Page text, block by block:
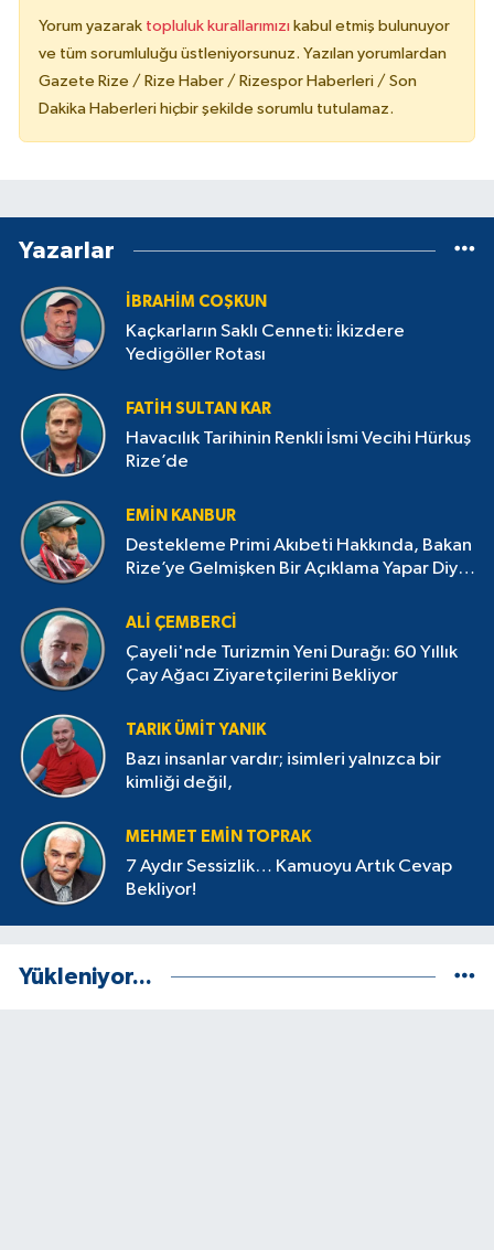
Yorum yazarak topluluk kurallarımızı kabul etmiş bulunuyor
ve tüm sorumluluğu üstleniyorsunuz. Yazılan yorumlardan
Gazete Rize / Rize Haber / Rizespor Haberleri / Son
Dakika Haberleri hiçbir şekilde sorumlu tutulamaz.
Yazarlar
İBRAHIM COŞKUN
Kaçkarların Saklı Cenneti: İkizdere
Yedigöller Rotası
FATIH SULTAN KAR
Havacılık Tarihinin Renkli İsmi Vecihi Hürkuş
Rize’de
EMIN KANBUR
Destekleme Primi Akıbeti Hakkında, Bakan
Rize’ye Gelmişken Bir Açıklama Yapar Diye
ALI ÇEMBERCI
Çayeli'nde Turizmin Yeni Durağı: 60 Yıllık
Çay Ağacı Ziyaretçilerini Bekliyor
TARIK ÜMIT YANIK
Bazı insanlar vardır; isimleri yalnızca bir
kimliği değil,
MEHMET EMIN TOPRAK
7 Aydır Sessizlik… Kamuoyu Artık Cevap
Bekliyor!
Yükleniyor...